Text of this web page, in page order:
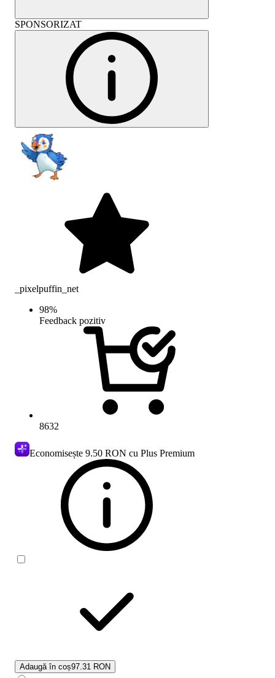
SPONSORIZAT
_pixelpuffin_net
98%
Feedback pozitiv
8632
Economisește 9.50 RON cu Plus Premium
Adaugă în coș97.31 RON